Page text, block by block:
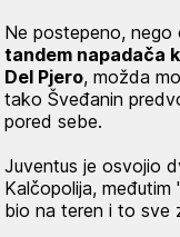
Ne postepeno, nego
tandem napadača
Del Pjero, možda
tako Šveđanin
pored sebe.
Juventus je osvojio
Kalčopolija,
bio na teren i to sve